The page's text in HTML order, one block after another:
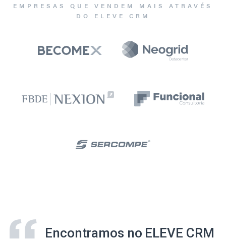
EMPRESAS QUE VENDEM MAIS ATRAVÉS
DO ELEVE CRM
Encontramos no ELEVE CRM